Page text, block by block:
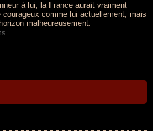
à lui, la France aurait vraiment
courageux comme lui actuellement, mais
malheureusement.